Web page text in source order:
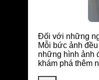
Đối với những
Mỗi bức ảnh
những hình ảnh
khám phá thêm